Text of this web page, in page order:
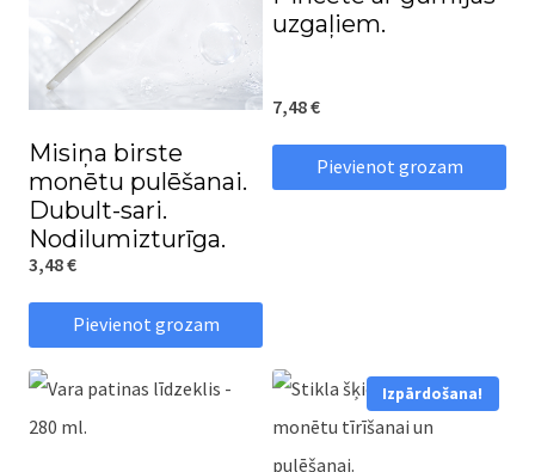
Misiņa birste
monētu pulēšanai.
Dubult-sari.
Nodilumizturīga.
3,48€
Pievienot grozam
uzgaļiem.
7,48€
Pievienot grozam
Izpārdošana!